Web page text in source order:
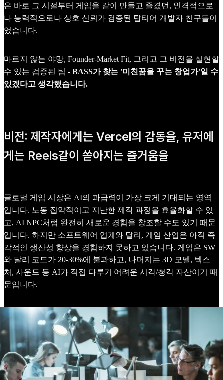
은 바로 그 시절부터 게임을 같이 만들고 즐겼던, 인격적으로
나 능력적으로나 상호 신뢰가 검증된 탑티어 개발자 친구들이
었습니다.
마르지 않는 야망, Founder-Market Fit, 그리고 그 비전을 실현할
수 있는 검증된 팀 - BASS가 찾는 '미친꿈을 꾸는 창업가'일 수
있겠다고 생각했습니다.
비전: 제작자에게는 Vercel의 감동을, 유저에
게는 Reels같이 쏟아지는 즐거움을
글로벌 게임 시장은 AI의 파급력이 가장 크게 기대되는 영역
입니다. 노동 집약적이고 지난한 제작 과정을 효율화할 수 있
고, AI NPC처럼 완전히 새로운 경험을 창조할 수도 있기 때문
입니다. 하지만 소프트웨어 업계와 달리, 게임 산업은 아직 즉
각적인 생산성 향상을 경험하지 못하고 있습니다. 게임은 SW
와 달리 코드가 20-30%에 불과하고, 나머지는 3D 모델, 텍스
처, 사운드 등 AI가 직접 다루기 어려운 시각/청각 자산이기 때
문입니다.